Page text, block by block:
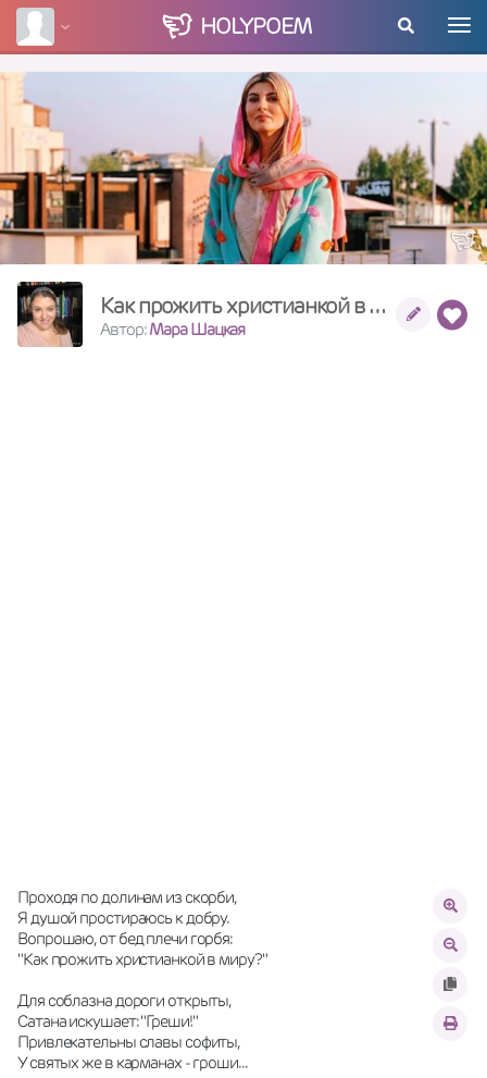
HOLYPOEM
Как прожить христианкой в миру
Автор:Мара Шацкая
Проходя по долинам из скорби,
Я душой простираюсь к добру.
Вопрошаю, от бед плечи горбя:
"Как прожить христианкой в миру?"
Для соблазна дороги открыты,
Сатана искушает: "Греши!"
Привлекательны славы софиты,
У святых же в карманах - гроши...